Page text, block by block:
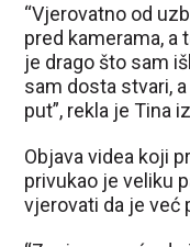
“Vjerovatno od
pred kamerama, a
je drago što sam
sam dosta stvari,
put”, rekla je Tina
Objava videa koji
privukao je veliku
vjerovati da je već